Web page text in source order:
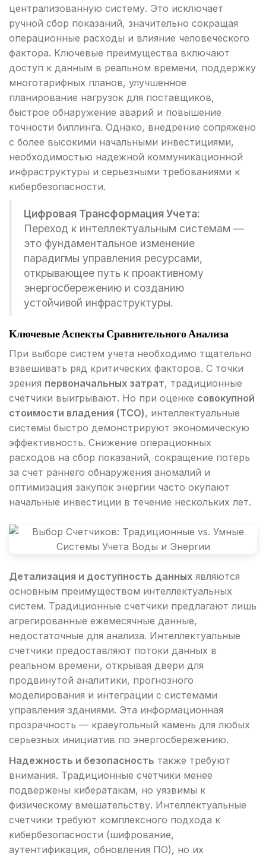
централизованную систему. Это исключает
ручной сбор показаний, значительно сокращая
операционные расходы и влияние человеческого
фактора. Ключевые преимущества включают
доступ к данным в реальном времени, поддержку
многотарифных планов, улучшенное
планирование нагрузок для поставщиков,
быстрое обнаружение аварий и повышение
точности биллинга. Однако, внедрение сопряжено
с более высокими начальными инвестициями,
необходимостью надежной коммуникационной
инфраструктуры и серьезными требованиями к
кибербезопасности.
Цифровая Трансформация Учета:
Переход к интеллектуальным системам —
это фундаментальное изменение
парадигмы управления ресурсами,
открывающее путь к проактивному
энергосбережению и созданию
устойчивой инфраструктуры.
Ключевые Аспекты Сравнительного Анализа
При выборе систем учета необходимо тщательно
взвешивать ряд критических факторов. С точки
зрения первоначальных затрат, традиционные
счетчики выигрывают. Но при оценке совокупной
стоимости владения (TCO), интеллектуальные
системы быстро демонстрируют экономическую
эффективность. Снижение операционных
расходов на сбор показаний, сокращение потерь
за счет раннего обнаружения аномалий и
оптимизация закупок энергии часто окупают
начальные инвестиции в течение нескольких лет.
Детализация и доступность данных являются
основным преимуществом интеллектуальных
систем. Традиционные счетчики предлагают лишь
агрегированные ежемесячные данные,
недостаточные для анализа. Интеллектуальные
счетчики предоставляют потоки данных в
реальном времени, открывая двери для
продвинутой аналитики, прогнозного
моделирования и интеграции с системами
управления зданиями. Эта информационная
прозрачность — краеугольный камень для любых
серьезных инициатив по энергосбережению.
Надежность и безопасность также требуют
внимания. Традиционные счетчики менее
подвержены кибератакам, но уязвимы к
физическому вмешательству. Интеллектуальные
счетчики требуют комплексного подхода к
кибербезопасности (шифрование,
аутентификация, обновления ПО), но их